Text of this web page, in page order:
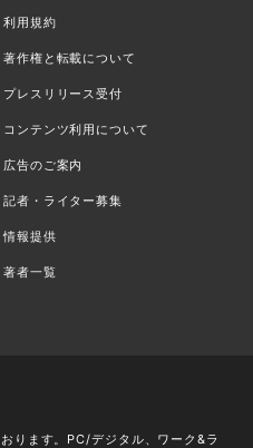
利用規約
著作権と転載について
プレスリリース受付
コンテンツ利用について
広告のご案内
記者・ライター募集
情報提供
著者一覧
ります。PC/デジタル、ワーク&ラ